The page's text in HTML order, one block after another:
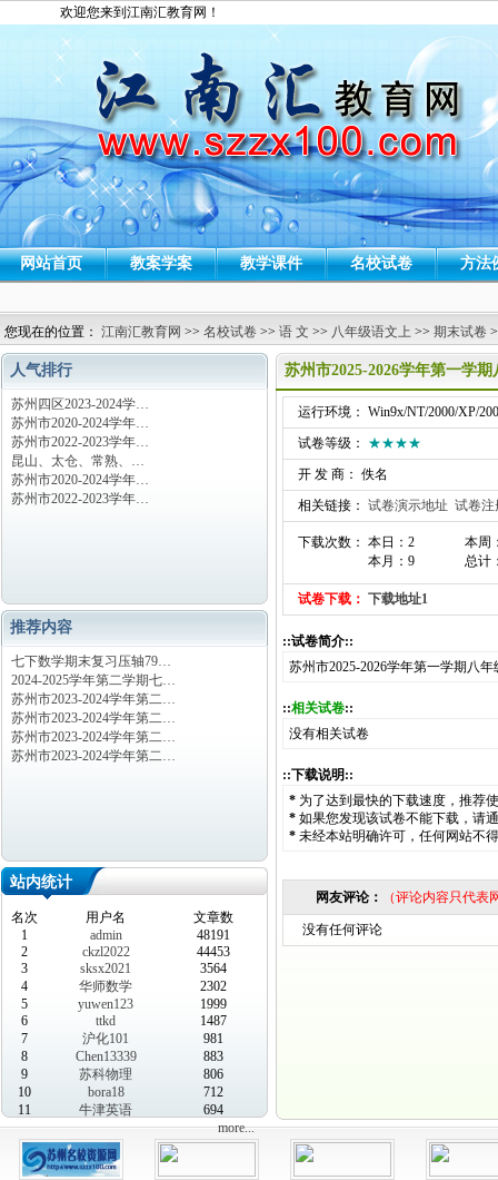
欢迎您来到江南汇教育网！
网站首页 教案学案 教学课件 名校试卷 方法
您现在的位置： 江南汇教育网 >> 名校试卷 >> 语 文 >> 八年级语文上 >> 期末试卷
人气排行
苏州四区2023-2024学…
苏州市2020-2024学年…
苏州市2022-2023学年…
昆山、太仓、常熟、…
苏州市2020-2024学年…
苏州市2022-2023学年…
推荐内容
七下数学期末复习压轴79…
2024-2025学年第二学期七…
苏州市2023-2024学年第二…
苏州市2023-2024学年第二…
苏州市2023-2024学年第二…
苏州市2023-2024学年第二…
站内统计
名次 用户名
文章数
1
admin
48191
2
ckzl2022
44453
3
sksx2021
3564
4
华师数学
2302
5
yuwen123
1999
6
ttkd
1487
7
沪化101
981
8
Chen13339
883
9
苏科物理
806
10
bora18
712
11
牛津英语
694
more...
苏州市2025-2026学年第一学
运行环境： Win9x/NT/2000/XP/
试卷等级： ★★★★
开 发 商： 佚名
相关链接： 试卷演示地址 试卷注
下载次数： 本日：2
本月：9
本周
总计
试卷下载： 下载地址1
::试卷简介::
苏州市2025-2026学年第一学期八
::相关试卷::
没有相关试卷
::下载说明::
* 为了达到最快的下载速度，推荐
* 如果您发现该试卷不能下载，请
* 未经本站明确许可，任何网站不
网友评论： （评论内容只代
没有任何评论